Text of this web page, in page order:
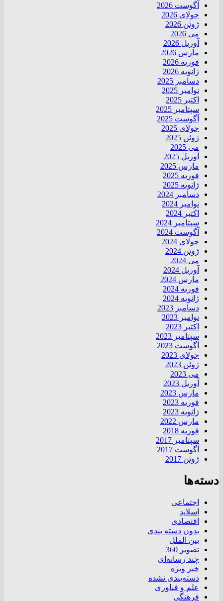
آگوست 2026
جولای 2026
ژوئن 2026
می 2026
آوریل 2026
مارس 2026
فوریه 2026
ژانویه 2026
دسامبر 2025
نوامبر 2025
اکتبر 2025
سپتامبر 2025
آگوست 2025
جولای 2025
ژوئن 2025
می 2025
آوریل 2025
مارس 2025
فوریه 2025
ژانویه 2025
دسامبر 2024
نوامبر 2024
اکتبر 2024
سپتامبر 2024
آگوست 2024
جولای 2024
ژوئن 2024
می 2024
آوریل 2024
مارس 2024
فوریه 2024
ژانویه 2024
دسامبر 2023
نوامبر 2023
اکتبر 2023
سپتامبر 2023
آگوست 2023
جولای 2023
ژوئن 2023
می 2023
آوریل 2023
مارس 2023
فوریه 2023
ژانویه 2023
مارس 2022
فوریه 2018
سپتامبر 2017
آگوست 2017
ژوئن 2017
دسته‌ها
اجتماعی
اسلاید
اقتصادی
بدون دسته بندی
بین الملل
تصویر 360
چند رسانه‌ای
خبر ویژه
دسته‌بندی نشده
علم و فناوری
فرهنگی